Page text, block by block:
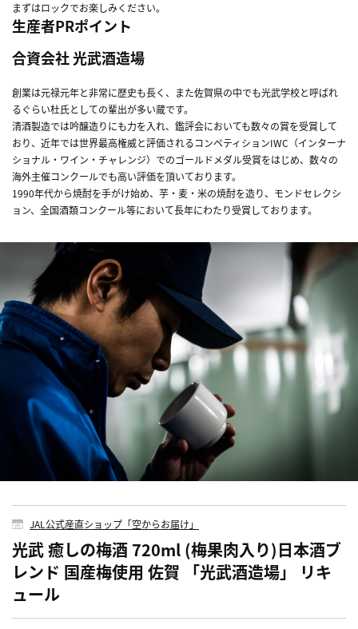
まずはロックでお楽しみください。
生産者PRポイント
合資会社 光武酒造場
創業は元禄元年と非常に歴史も長く、また佐賀県の中でも光武学校と呼ばれ
るぐらい杜氏としての輩出が多い蔵です。
清酒製造では吟醸造りにも力を入れ、鑑評会においても数々の賞を受賞して
おり、近年では世界最高権威と評価されるコンペティションIWC（インターナ
ショナル・ワイン・チャレンジ）でのゴールドメダル受賞をはじめ、数々の
海外主催コンクールでも高い評価を頂いております。
1990年代から焼酎を手がけ始め、芋・麦・米の焼酎を造り、モンドセレクシ
ョン、全国酒類コンクール等において長年にわたり受賞しております。
JAL公式産直ショップ「空からお届け」
光武 癒しの梅酒 720ml (梅果肉入り)日本酒ブ
レンド 国産梅使用 佐賀 「光武酒造場」 リキ
ュール